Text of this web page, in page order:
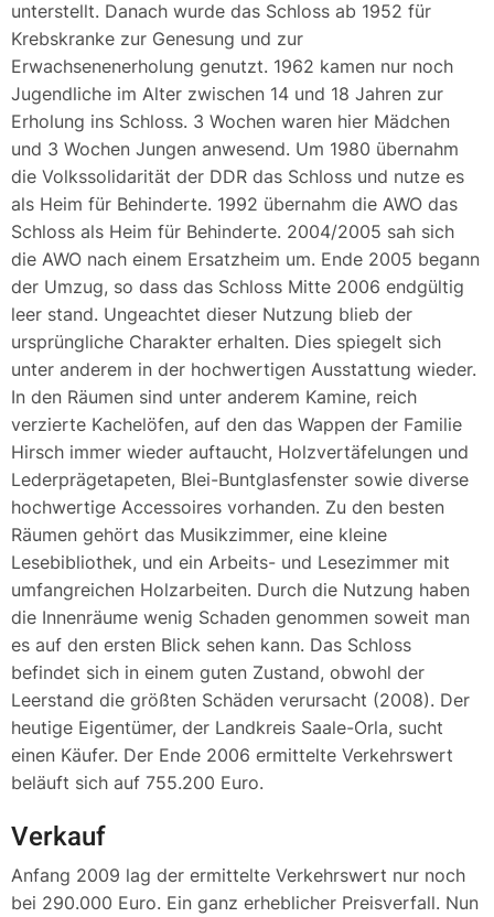
unterstellt. Danach wurde das Schloss ab 1952 für
Krebskranke zur Genesung und zur
Erwachsenenerholung genutzt. 1962 kamen nur noch
Jugendliche im Alter zwischen 14 und 18 Jahren zur
Erholung ins Schloss. 3 Wochen waren hier Mädchen
und 3 Wochen Jungen anwesend. Um 1980 übernahm
die Volkssolidarität der DDR das Schloss und nutze es
als Heim für Behinderte. 1992 übernahm die AWO das
Schloss als Heim für Behinderte. 2004/2005 sah sich
die AWO nach einem Ersatzheim um. Ende 2005 begann
der Umzug, so dass das Schloss Mitte 2006 endgültig
leer stand. Ungeachtet dieser Nutzung blieb der
ursprüngliche Charakter erhalten. Dies spiegelt sich
unter anderem in der hochwertigen Ausstattung wieder.
In den Räumen sind unter anderem Kamine, reich
verzierte Kachelöfen, auf den das Wappen der Familie
Hirsch immer wieder auftaucht, Holzvertäfelungen und
Lederprägetapeten, Blei-Buntglasfenster sowie diverse
hochwertige Accessoires vorhanden. Zu den besten
Räumen gehört das Musikzimmer, eine kleine
Lesebibliothek, und ein Arbeits- und Lesezimmer mit
umfangreichen Holzarbeiten. Durch die Nutzung haben
die Innenräume wenig Schaden genommen soweit man
es auf den ersten Blick sehen kann. Das Schloss
befindet sich in einem guten Zustand, obwohl der
Leerstand die größten Schäden verursacht (2008). Der
heutige Eigentümer, der Landkreis Saale-Orla, sucht
einen Käufer. Der Ende 2006 ermittelte Verkehrswert
beläuft sich auf 755.200 Euro.
Verkauf
Anfang 2009 lag der ermittelte Verkehrswert nur noch
bei 290.000 Euro. Ein ganz erheblicher Preisverfall. Nun